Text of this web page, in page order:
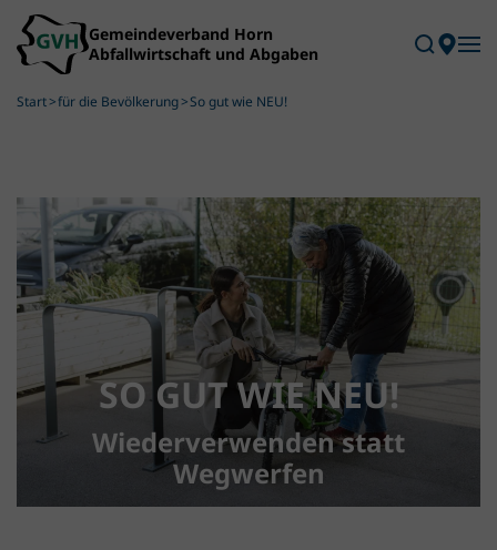
Skip to main content
Start für die Bevölkerung So gut wie NEU!
SO GUT WIE NEU!
Wiederverwenden statt
Wegwerfen